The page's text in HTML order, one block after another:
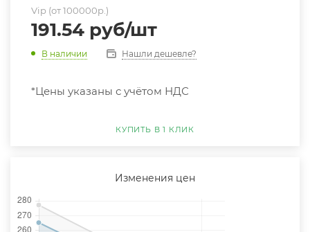
Vip (от 100000р.)
191.54 руб/шт
В наличии Нашли дешевле?
*Цены указаны с учётом НДС
КУПИТЬ В 1 КЛИК
Изменения цен